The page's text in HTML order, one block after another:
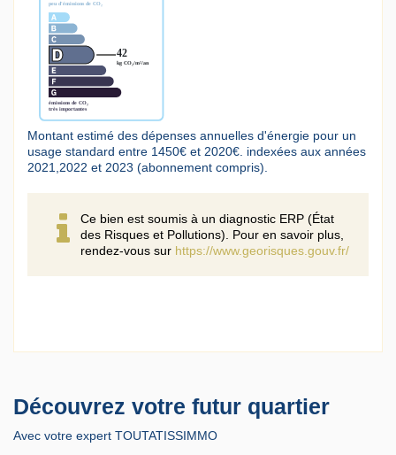
Montant estimé des dépenses annuelles d'énergie pour un
usage standard entre 1450€ et 2020€. indexées aux années
2021,2022 et 2023 (abonnement compris).
Ce bien est soumis à un diagnostic ERP (État
des Risques et Pollutions). Pour en savoir plus,
rendez-vous sur https://www.georisques.gouv.fr/
Découvrez votre futur quartier
Avec votre expert TOUTATISSIMMO